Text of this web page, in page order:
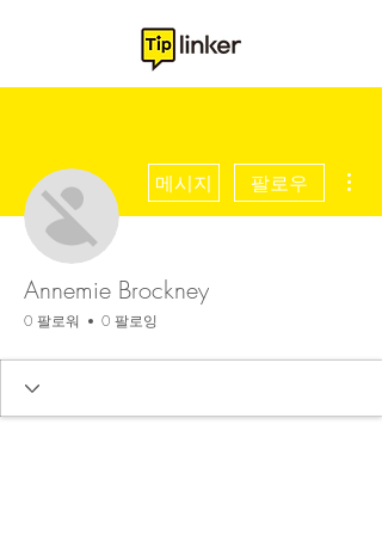
메시지 팔로우
Annemie Brockney
0 팔로워 0 팔로잉